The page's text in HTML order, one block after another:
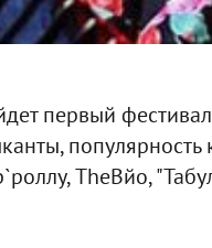
первый
TheВйо,